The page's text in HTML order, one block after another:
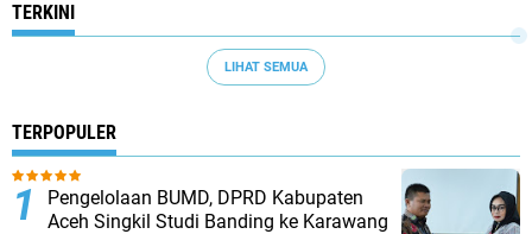
TERKINI
LIHAT SEMUA
TERPOPULER
Pengelolaan BUMD, DPRD Kabupaten
Aceh Singkil Studi Banding ke Karawang